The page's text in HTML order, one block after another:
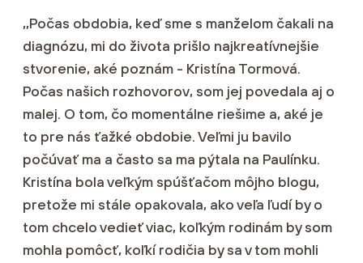
,,Počas obdobia, keď sme s manželom čakali na
diagnózu, mi do života prišlo najkreatívnejšie
stvorenie, aké poznám - Kristína Tormová.
Počas našich rozhovorov, som jej povedala aj o
malej. O tom, čo momentálne riešime a, aké je
to pre nás ťažké obdobie. Veľmi ju bavilo
počúvať ma a často sa ma pýtala na Paulínku.
Kristína bola veľkým spúšťačom môjho blogu,
pretože mi stále opakovala, ako veľa ľudí by o
tom chcelo vedieť viac, koľkým rodinám by som
mohla pomôcť, koľkí rodičia by sa v tom mohli